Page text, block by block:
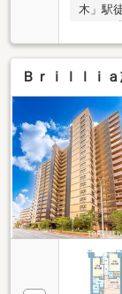
木」駅
リート
3LDK
暖房乾
（2026
トバス
ーリン
ート志
■ご希
細・ご
Ｂｒｉｌｌｉ